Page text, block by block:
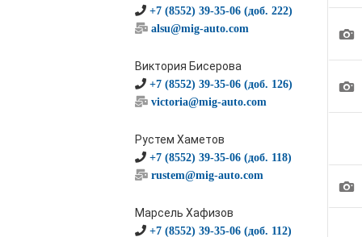
+7 (8552) 39-35-06 (доб. 222)
alsu@mig-auto.com
Виктория Бисерова
+7 (8552) 39-35-06 (доб. 126)
victoria@mig-auto.com
Рустем Хаметов
+7 (8552) 39-35-06 (доб. 118)
rustem@mig-auto.com
Марсель Хафизов
+7 (8552) 39-35-06 (доб. 112)
1
1
1